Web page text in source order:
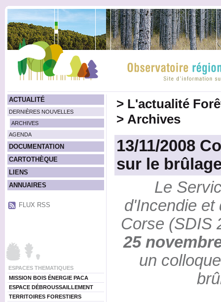
ACTUALITÉ
DERNIÈRES NOUVELLES
ARCHIVES
AGENDA
DOCUMENTATION
CARTOTHÈQUE
LIENS
ANNUAIRES
FLUX RSS
ESPACES THEMATIQUES
MISSION BOIS ÉNERGIE PACA
ESPACE DÉBROUSSAILLEMENT
TERRITOIRES FORESTIERS
> L'actualité
> Archives
13/11/2008
sur le
Le
d'Incendie et
Corse (SDIS
25
un